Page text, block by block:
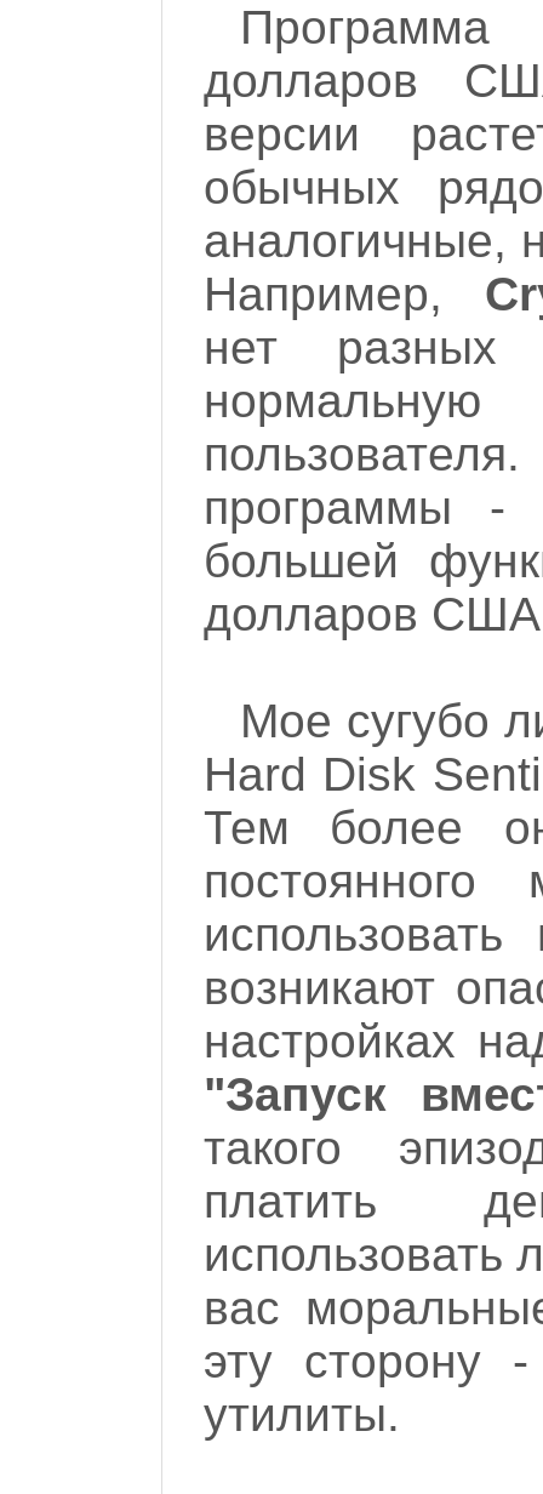
долларов
версии
обычных
аналогичные,
Например,
нет
программы -
большей
долларов
Мое сугубо
Hard Disk
Тем более
возникают
настройках
"Запуск
такого
платить
использовать
вас
эту сторону -
утилиты.